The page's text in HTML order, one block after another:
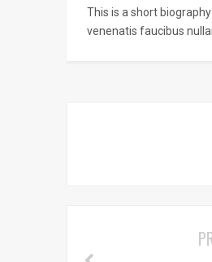
This is a short
venenatis faucibus